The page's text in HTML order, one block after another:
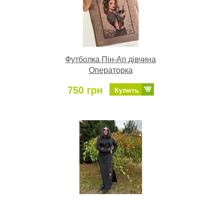
Футболка Пін-Ап дівчина
Операторка
750 грн Купить